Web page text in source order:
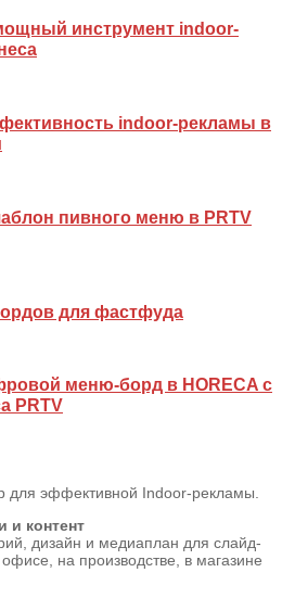
инструмент indoor-
indoor-рекламы в
пивного меню в PRTV
для фастфуда
меню‑борд в HORECA с
PRTV
эффективной Indoor-рекламы.
и контент
дизайн и медиаплан для слайд-
на производстве, в магазине